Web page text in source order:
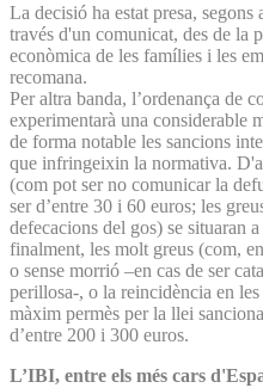
La decisió ha estat presa, segons
través d'un comunicat, des de la
econòmica de les famílies i les
recomana.
Per altra banda, l’ordenança de
experimentarà una considerable
de forma notable les sancions
que infringeixin la normativa.
(com pot ser no comunicar la
ser d’entre 30 i 60 euros; les
defecacions del gos) se situaran
finalment, les molt greus (com,
o sense morrió –en cas de ser
perillosa-, o la reincidència en
màxim permès per la llei
d’entre 200 i 300 euros.
L’IBI, entre els més cars